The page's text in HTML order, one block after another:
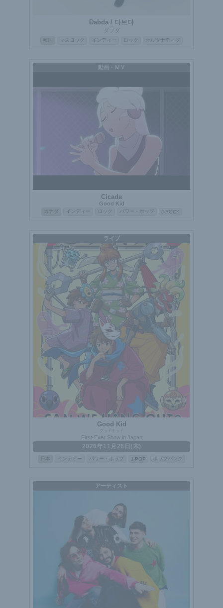
Dabda / 다브다
ダブダ
マスロック インディー ロック オルタナティブ
動画・ＭＶ
Cicada
Good Kid
カナダ インディー ロック パワー・ポップ J-ROCK
ライブ
Good Kid
First-Ever Show in Japan
2026年11月26日(木)
インディー パワー・ポップ J-POP ポップパンク
アーティスト